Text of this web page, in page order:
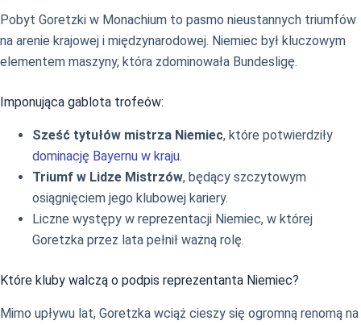
Pobyt Goretzki w Monachium to pasmo nieustannych triumfów
na arenie krajowej i międzynarodowej. Niemiec był kluczowym
elementem maszyny, która zdominowała Bundesligę.
Imponująca gablota trofeów:
Sześć tytułów mistrza Niemiec, które potwierdziły
dominację Bayernu w kraju.
Triumf w Lidze Mistrzów, będący szczytowym
osiągnięciem jego klubowej kariery.
Liczne występy w reprezentacji Niemiec, w której
Goretzka przez lata pełnił ważną rolę.
Które kluby walczą o podpis reprezentanta Niemiec?
Mimo upływu lat, Goretzka wciąż cieszy się ogromną renomą na